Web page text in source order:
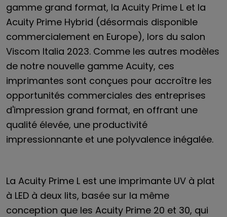
gamme grand format, la Acuity Prime L et la
Acuity Prime Hybrid (désormais disponible
commercialement en Europe), lors du salon
Viscom Italia 2023. Comme les autres modèles
de notre nouvelle gamme Acuity, ces
imprimantes sont conçues pour accroître les
opportunités commerciales des entreprises
d'impression grand format, en offrant une
qualité élevée, une productivité
impressionnante et une polyvalence inégalée.
La Acuity Prime L est une imprimante UV à plat
à LED à deux lits, basée sur la même
conception que les Acuity Prime 20 et 30, qui